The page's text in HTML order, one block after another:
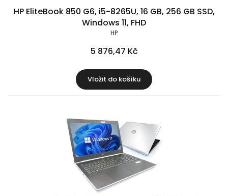
HP EliteBook 850 G6, i5-8265U, 16 GB, 256 GB SSD,
Windows 11, FHD
HP
5 876,47 Kč
Vložit do košíku